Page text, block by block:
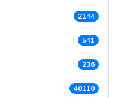
2144
541
236
40110